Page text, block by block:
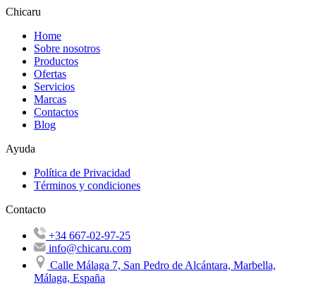
Chicaru
Home
Sobre nosotros
Productos
Ofertas
Servicios
Marcas
Contactos
Blog
Ayuda
Política de Privacidad
Términos y condiciones
Contacto
+34 667-02-97-25
info@chicaru.com
Calle Málaga 7, San Pedro de Alcántara, Marbella,
Málaga, España